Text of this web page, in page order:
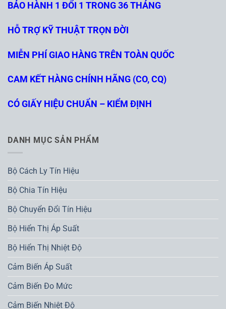
BẢO HÀNH 1 ĐỔI 1 TRONG 36 THÁNG
HỖ TRỢ KỸ THUẬT TRỌN ĐỜI
MIỄN PHÍ GIAO HÀNG TRÊN TOÀN QUỐC
CAM KẾT HÀNG CHÍNH HÃNG (CO, CQ)
CÓ GIẤY HIỆU CHUẨN – KIỂM ĐỊNH
DANH MỤC SẢN PHẨM
Bộ Cách Ly Tín Hiệu
Bộ Chia Tín Hiệu
Bộ Chuyển Đổi Tín Hiệu
Bộ Hiển Thị Áp Suất
Bộ Hiển Thị Nhiệt Độ
Cảm Biến Áp Suất
Cảm Biến Đo Mức
Cảm Biến Nhiệt Độ